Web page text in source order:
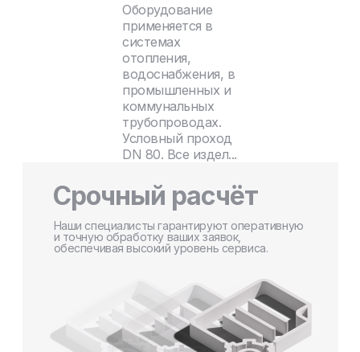
Оборудование
применяется в
системах
отопления,
водоснабжения, в
промышленных и
коммунальных
трубопроводах.
Условный проход
DN 80. Все издел...
Срочный расчёт
Наши специалисты гарантируют оперативную
и точную обработку ваших заявок,
обеспечивая высокий уровень сервиса.